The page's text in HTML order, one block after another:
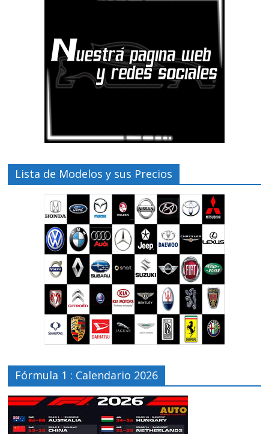
Lista de Modelos y sus Precios
Fórmula 1 : Calendario 2026